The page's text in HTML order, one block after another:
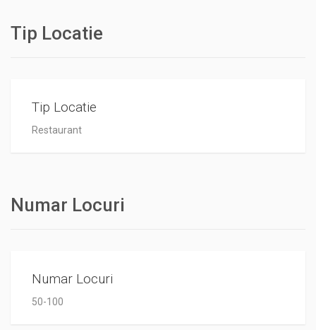
Tip Locatie
Tip Locatie
Restaurant
Numar Locuri
Numar Locuri
50-100